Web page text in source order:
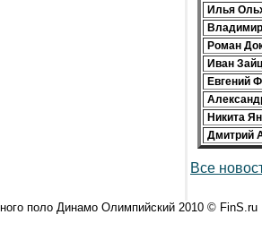
Илья
Роман
Иван
Евгений
Никита
Дмитрий
Все
поло Динамо Олимпийский 2010 © FinS.ru